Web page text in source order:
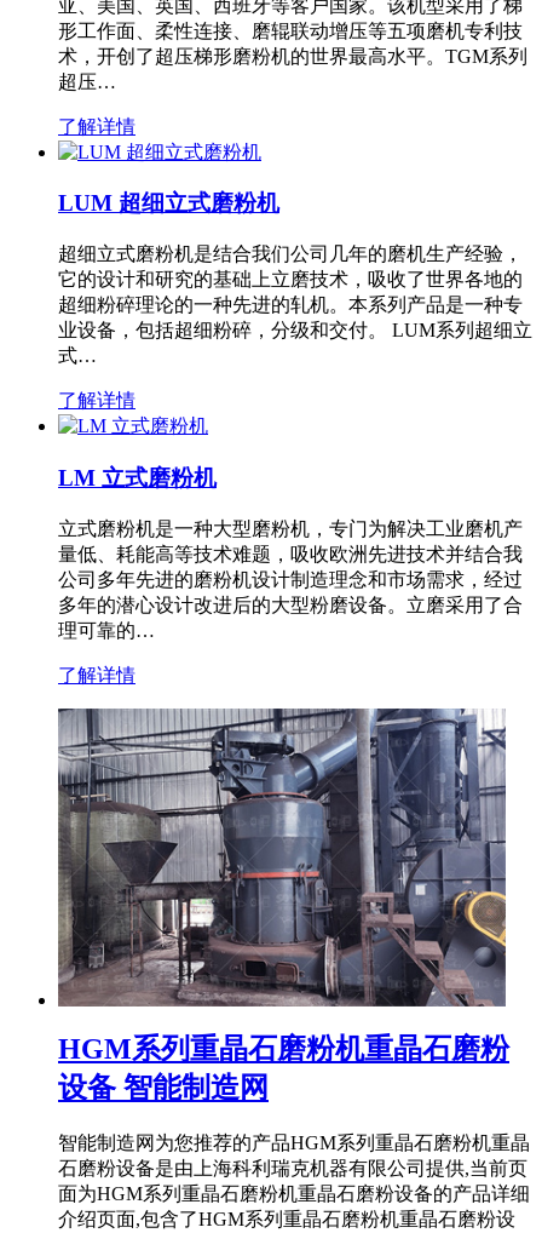
亚、美国、英国、西班牙等客户国家。该机型采用了梯
形工作面、柔性连接、磨辊联动增压等五项磨机专利技
术，开创了超压梯形磨粉机的世界最高水平。TGM系列
超压…
了解详情
LUM 超细立式磨粉机
超细立式磨粉机是结合我们公司几年的磨机生产经验，
它的设计和研究的基础上立磨技术，吸收了世界各地的
超细粉碎理论的一种先进的轧机。本系列产品是一种专
业设备，包括超细粉碎，分级和交付。 LUM系列超细立
式…
了解详情
LM 立式磨粉机
立式磨粉机是一种大型磨粉机，专门为解决工业磨机产
量低、耗能高等技术难题，吸收欧洲先进技术并结合我
公司多年先进的磨粉机设计制造理念和市场需求，经过
多年的潜心设计改进后的大型粉磨设备。立磨采用了合
理可靠的…
了解详情
HGM系列重晶石磨粉机重晶石磨粉
设备 智能制造网
智能制造网为您推荐的产品HGM系列重晶石磨粉机重晶
石磨粉设备是由上海科利瑞克机器有限公司提供,当前页
面为HGM系列重晶石磨粉机重晶石磨粉设备的产品详细
介绍页面,包含了HGM系列重晶石磨粉机重晶石磨粉设